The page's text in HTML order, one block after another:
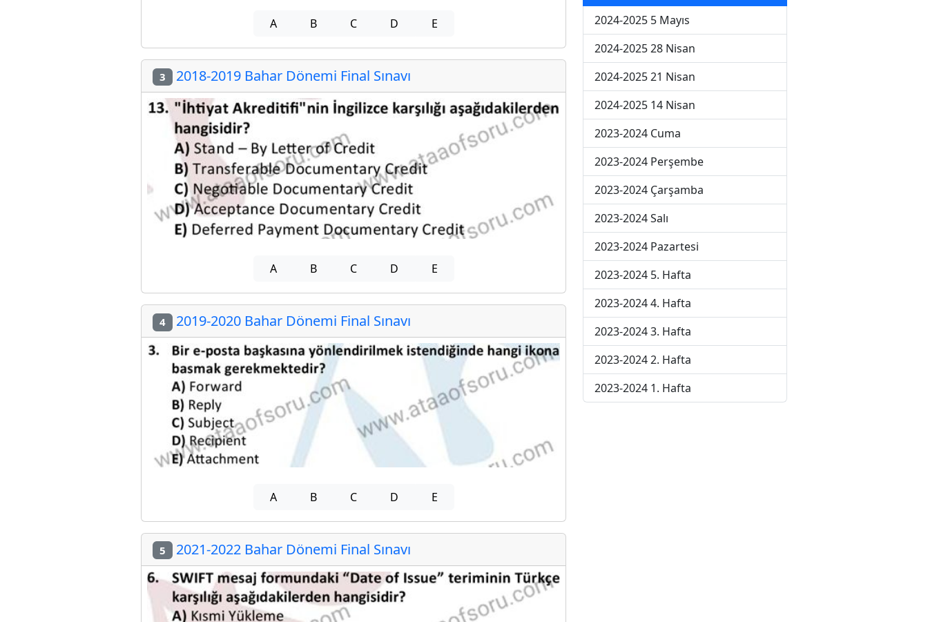
A B C D E
3 2018-2019 Bahar Dönemi Final Sınavı
A B C D E
4 2019-2020 Bahar Dönemi Final Sınavı
A B C D E
5 2021-2022 Bahar Dönemi Final Sınavı
2024-2025 5 Mayıs
2024-2025 28 Nisan
2024-2025 21 Nisan
2024-2025 14 Nisan
2023-2024 Cuma
2023-2024 Perşembe
2023-2024 Çarşamba
2023-2024 Salı
2023-2024 Pazartesi
2023-2024 5. Hafta
2023-2024 4. Hafta
2023-2024 3. Hafta
2023-2024 2. Hafta
2023-2024 1. Hafta